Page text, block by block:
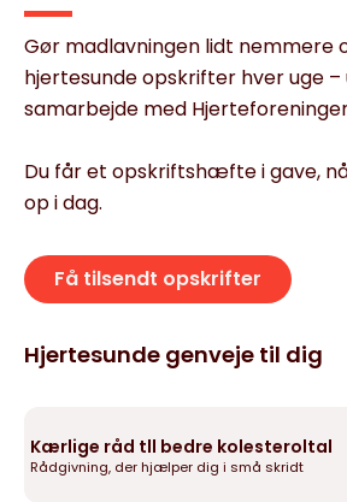
Gør madlavningen lidt nemmere
hjertesunde opskrifter hver uge
samarbejde med
Du får et opskriftshæfte i gave,
op i dag.
Få tilsendt opskrifter
Hjertesunde genveje til dig
Kærlige råd tll bedre kolesteroltal
Rådgivning, der hjælper dig i små skridt